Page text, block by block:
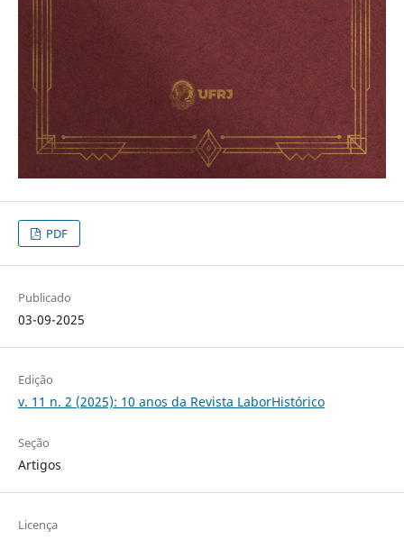
PDF
Publicado
03-09-2025
Edição
v. 11 n. 2 (2025): 10 anos da Revista LaborHistórico
Seção
Artigos
Licença